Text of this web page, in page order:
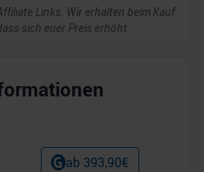
Links. Wir erhalten beim Kauf
sich euer Preis erhöht.
ab 393,90€